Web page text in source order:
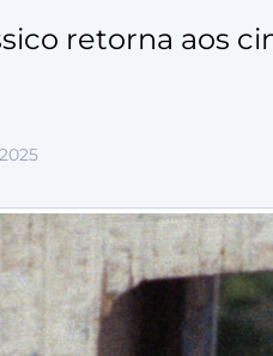
retorna aos